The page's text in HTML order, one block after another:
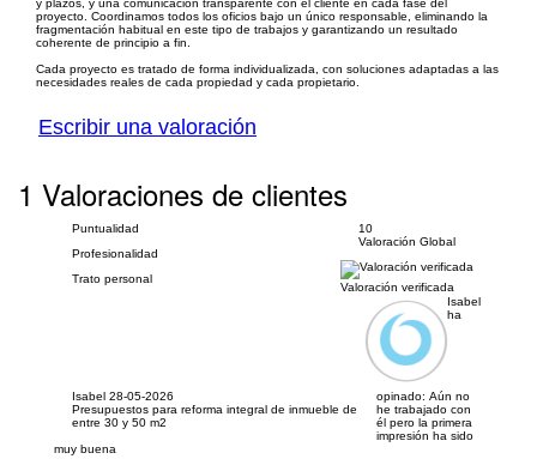
y plazos, y una comunicación transparente con el cliente en cada fase del
proyecto. Coordinamos todos los oficios bajo un único responsable, eliminando la
fragmentación habitual en este tipo de trabajos y garantizando un resultado
coherente de principio a fin.
Cada proyecto es tratado de forma individualizada, con soluciones adaptadas a las
necesidades reales de cada propiedad y cada propietario.
Escribir una valoración
1 Valoraciones de clientes
Puntualidad
Profesionalidad
Trato personal
10
Valoración Global
Valoración verificada
Isabel 28-05-2026
Presupuestos para reforma integral de inmueble de
entre 30 y 50 m2
Isabel
ha
opinado: Aún no
he trabajado con
él pero la primera
impresión ha sido
muy buena